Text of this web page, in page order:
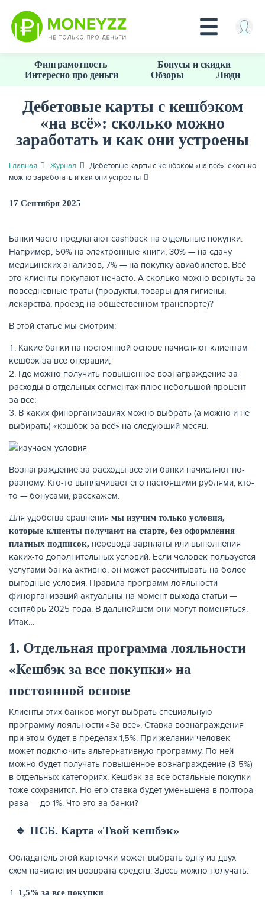
основному
содержанию
КРЕДИТЫ
КАРТЫ
РЕЙТИНГ БАНКОВ
Финграмотность
Бонусы и скидки
Интересно про деньги
Обзоры Люди
Дебетовые карты с кешбэком
«на всё»: сколько можно
заработать и как они устроены
Главная Журнал
Дебетовые карты с кешбэком «на всё»: сколько
можно заработать и как они устроены
17 Сентября 2025
Банки часто предлагают cashback на отдельные покупки.
Например, 50% на электронные книги, 30% — на сдачу
медицинских анализов, 7% — на покупку авиабилетов. Всё
это клиенты покупают нечасто. А сколько можно вернуть за
повседневные траты (продукты, товары для гигиены,
лекарства, проезд на общественном транспорте)?
В этой статье мы смотрим:
Какие банки на постоянной основе начисляют клиентам
кешбэк за все операции;
Где можно получить повышенное вознаграждение за
расходы в отдельных сегментах плюс небольшой процент
за все;
В каких финорганизациях можно выбрать (а можно и не
выбирать) «кэшбэк за всё» на следующий месяц.
Вознаграждение за расходы все эти банки начисляют по-
разному. Кто-то выплачивает его настоящими рублями, кто-
то — бонусами, расскажем.
Для удобства сравнения мы изучим только условия,
которые клиенты получают на старте, без оформления
платных подписок, перевода зарплаты или выполнения
каких-то дополнительных условий. Если человек пользуется
услугами банка активно, он может рассчитывать на более
выгодные условия. Правила программ лояльности
финорганизаций актуальны на момент выхода статьи —
сентябрь 2025 года. В дальнейшем они могут поменяться.
Итак…
1. Отдельная программа лояльности
«Кешбэк за все покупки» на
постоянной основе
Клиенты этих банков могут выбрать специальную
программу лояльности «За всё». Ставка вознаграждения
при этом будет в пределах 1,5%. При желании человек
может подключить альтернативную программу. По ней
можно будет получать повышенное вознаграждение (3-5%)
в отдельных категориях. Кешбэк за все остальные покупки
тоже сохранится. Но его ставка будет уменьшена в полтора
раза — до 1%. Что это за банки?
🔹 ПСБ. Карта «Твой кешбэк»
Обладатель этой карточки может выбрать одну из двух
схем начисления возврата средств. Здесь можно получать:
1,5% за все покупки.